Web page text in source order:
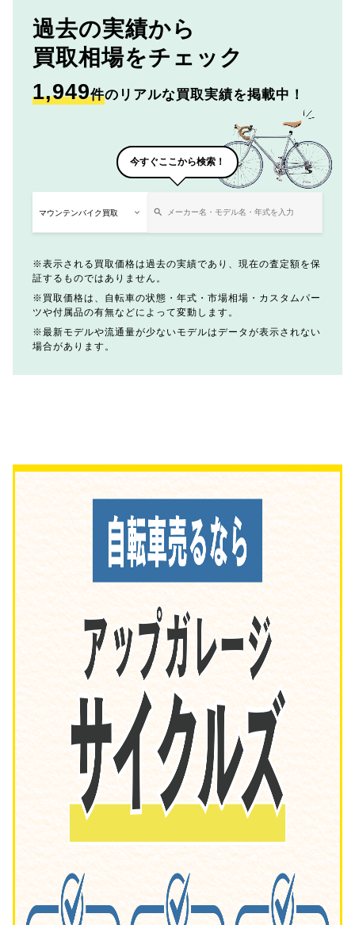
過去の実績から
買取相場をチェック
1,949件のリアルな買取実績を掲載中！
今すぐここから検索！
表示される買取価格は過去の実績であり、現在の査定額を保
証するものではありません。
買取価格は、自転車の状態・年式・市場相場・カスタムパー
ツや付属品の有無などによって変動します。
最新モデルや流通量が少ないモデルはデータが表示されない
場合があります。